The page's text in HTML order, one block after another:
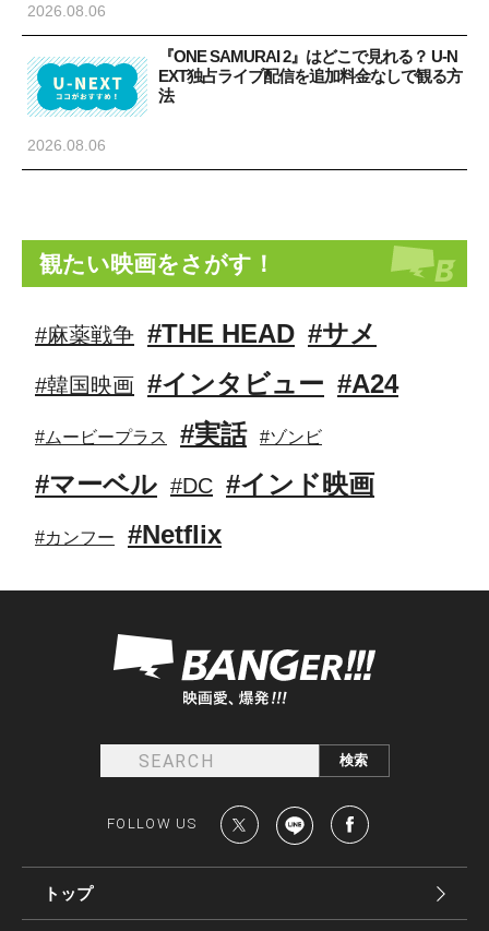
2026.08.06
『ONE SAMURAI 2』はどこで見れる？ U-N
EXT独占ライブ配信を追加料金なしで観る方
法
2026.08.06
観たい映画をさがす！
#麻薬戦争 #THE HEAD #サメ
#韓国映画 #インタビュー #A24
#ムービープラス #実話 #ゾンビ
#マーベル #DC #インド映画
#カンフー #Netflix
FOLLOW US
トップ